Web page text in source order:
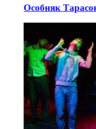
Особняк